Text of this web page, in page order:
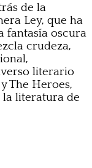
de la
Ley, que ha
fantasía oscura
crudeza,
literario
The Heroes,
literatura de